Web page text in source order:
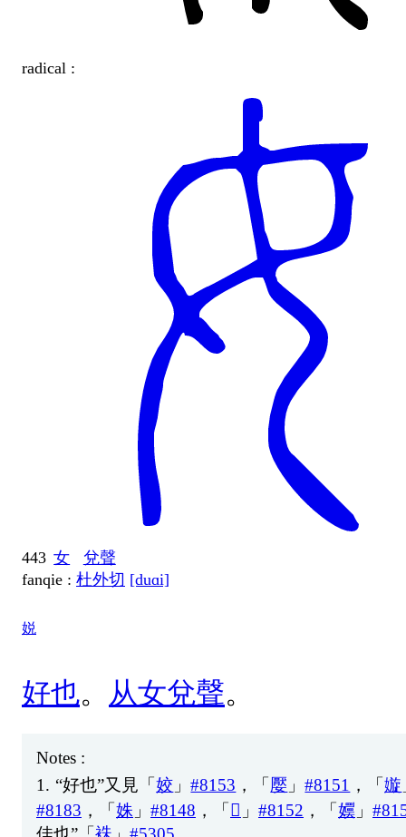
radical :
443 女
兌聲
fanqie : 杜外切 [duɑi]
娧
好也。 从女兌聲。
Notes :
1. “好也”又 見 「姣 」#8153 ，「 嬮 」#8151 ，「嫙
#8183 ，「 姝 」 #8148 ，「 𡚾 」 #8152 ，「 嬽 」